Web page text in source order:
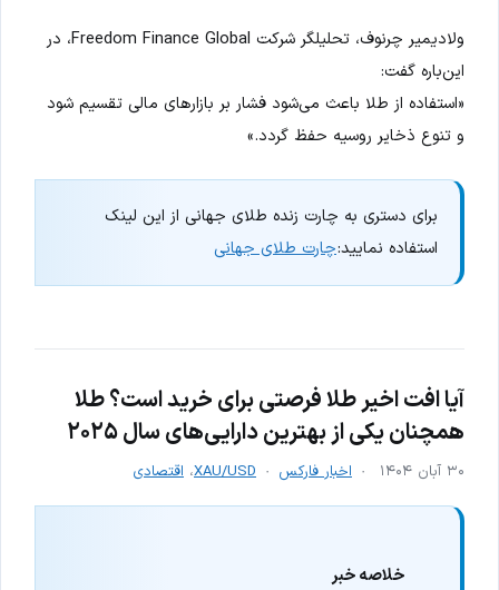
ولادیمیر چرنوف، تحلیلگر شرکت Freedom Finance Global، در
این‌باره گفت:
«استفاده از طلا باعث می‌شود فشار بر بازارهای مالی تقسیم شود
و تنوع ذخایر روسیه حفظ گردد.»
برای دستری به چارت زنده طلای جهانی از این لینک
استفاده نمایید:چارت طلای جهانی
آیا افت اخیر طلا فرصتی برای خرید است؟ طلا
همچنان یکی از بهترین دارایی‌های سال ۲۰۲۵
۳۰ آبان ۱۴۰۴ اخبار فارکس XAU/USD، اقتصادی
خلاصه خبر